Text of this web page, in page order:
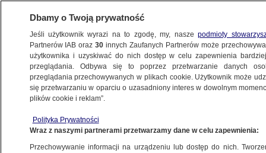
ŚWIAT
instruktorzy szkolą Rosjan w zakresie
wykorzystywania dronów bojowych
Dbamy o Twoją prywatność
Jeśli użytkownik wyrazi na to zgodę, my, naszepodmioty
Partnerów IAB oraz30 innych Zaufanych Partnerów może
użytkownika i uzyskiwać do nich dostęp w celu zapewnienia
przeglądania. Odbywa się to poprzez przetwarzanie danych
przeglądania przechowywanych w plikach cookie. Użytkownik może
się przetwarzaniu w oparciu o uzasadniony interes w dowolnym
plików cookie i reklam”.
Polityka Prywatności
Wraz z naszymi partnerami przetwarzamy dane w celu zapewnienia:
Przechowywanie informacji na urządzeniu lub dostęp do nich.